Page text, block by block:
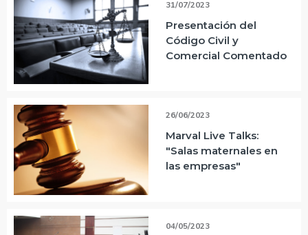
31/07/2023
Presentación del
Código Civil y
Comercial Comentado
26/06/2023
Marval Live Talks:
"Salas maternales en
las empresas"
04/05/2023